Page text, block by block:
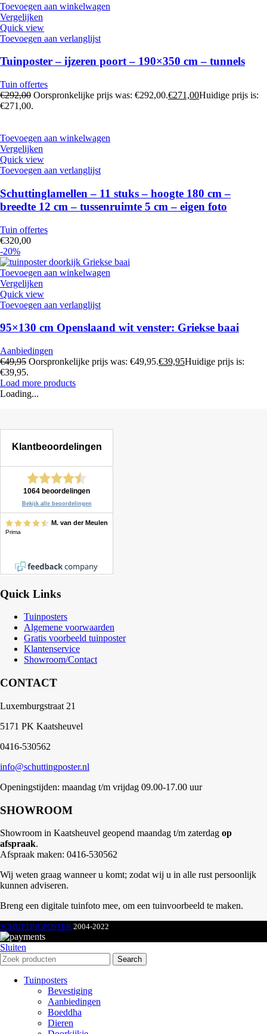
Toevoegen aan winkelwagen
Vergelijken
Quick view
Toevoegen aan verlanglijst
Tuinposter – ijzeren poort – 190×350 cm – tunnels
Tuin offertes
€292,00 Oorspronkelijke prijs was: €292,00.€271,00Huidige prijs is:
€271,00.
Toevoegen aan winkelwagen
Vergelijken
Quick view
Toevoegen aan verlanglijst
Schuttinglamellen – 11 stuks – hoogte 180 cm –
breedte 12 cm – tussenruimte 5 cm – eigen foto
Tuin offertes
€320,00
-20%
Toevoegen aan winkelwagen
Vergelijken
Quick view
Toevoegen aan verlanglijst
95×130 cm Openslaand wit venster: Griekse baai
Aanbiedingen
€49,95 Oorspronkelijke prijs was: €49,95.€39,95Huidige prijs is:
€39,95.
Load more products
Loading...
Quick Links
Tuinposters
Algemene voorwaarden
Gratis voorbeeld tuinposter
Klantenservice
Showroom/Contact
CONTACT
Luxemburgstraat 21
5171 PK Kaatsheuvel
0416-530562
info@schuttingposter.nl
Openingstijden: maandag t/m vrijdag 09.00-17.00 uur
SHOWROOM
Showroom in Kaatsheuvel geopend maandag t/m zaterdag op
afspraak.
Afspraak maken: 0416-530562
Wij weten graag wanneer u komt; zodat wij u in alle rust persoonlijk
kunnen adviseren.
Breng een digitale tuinfoto mee, om een tuinvoorbeeld te maken.
SCHUTTINGPOSTER 2004-2022
Sluiten
Search
Tuinposters
Bevestiging
Aanbiedingen
Boeddha
Dieren